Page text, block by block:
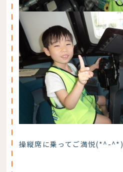
操縦席に乗ってご満悦(*^-^*)